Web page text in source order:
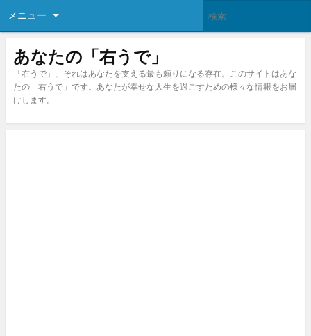
メニュー
あなたの「右うで」
「右うで」、それはあなたを支える最も頼りになる存在。このサイトはあな
たの「右うで」です。あなたが幸せな人生を過ごすための様々な情報をお届
けします。